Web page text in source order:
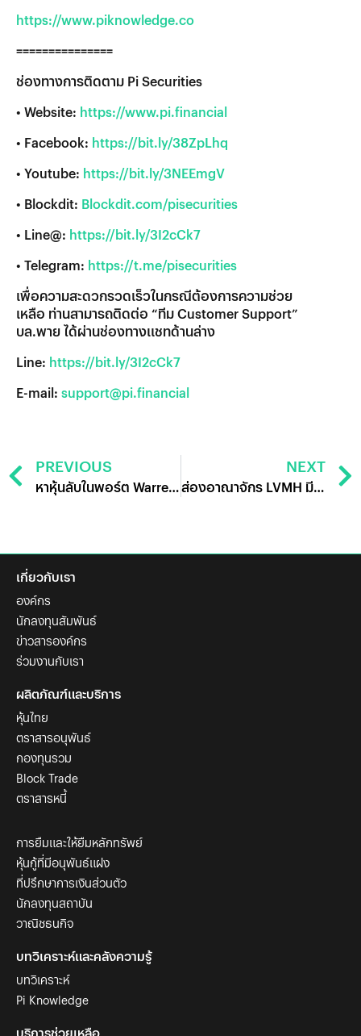
https://www.piknowledge.co
===============
ช่องทางการติดตาม Pi Securities
• Website: https://www.pi.financial
• Facebook: https://bit.ly/38ZpLhq
• Youtube: https://bit.ly/3NEEmgV
• Blockdit: Blockdit.com/pisecurities
• Line@: https://bit.ly/3I2cCk7
• Telegram: https://t.me/pisecurities
เพื่อความสะดวกรวดเร็วในกรณีต้องการความช่วย
เหลือ ท่านสามารถติดต่อ “ทีม Customer Support”
บล.พาย ได้ผ่านช่องทางแชทด้านล่าง
Line: https://bit.ly/3I2cCk7
E-mail: support@pi.financial
PREVIOUS
หาหุ้นลับในพอร์ต Warren Buffett: รู้หรือไม่ ปู่ถือหุ้น Formula One
NEXT
ส่องอาณาจักร LVMH มีธุรกิจอะไรบ้าง น่าลงทุนหรือไม่
เกี่ยวกับเรา
องค์กร
นักลงทุนสัมพันธ์
ข่าวสารองค์กร
ร่วมงานกับเรา
ผลิตภัณฑ์และบริการ
หุ้นไทย
ตราสารอนุพันธ์
กองทุนรวม
Block Trade
ตราสารหนี้
การยืมและให้ยืมหลักทรัพย์
หุ้นกู้ที่มีอนุพันธ์แฝง
ที่ปรึกษาการเงินส่วนตัว
นักลงทุนสถาบัน
วาณิชธนกิจ
บทวิเคราะห์และคลังความรู้
บทวิเคราะห์
Pi Knowledge
บริการช่วยเหลือ